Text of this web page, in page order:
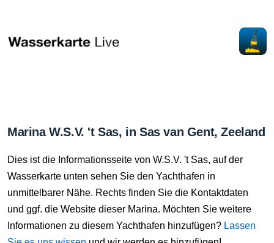
Marina W.S.V. 't Sas, in Sas van Gent, Zeeland
Dies ist die Informationsseite von W.S.V. 't Sas, auf der
Wasserkarte unten sehen Sie den Yachthafen in
unmittelbarer Nähe. Rechts finden Sie die Kontaktdaten
und ggf. die Website dieser Marina. Möchten Sie weitere
Informationen zu diesem Yachthafen hinzufügen? Lassen